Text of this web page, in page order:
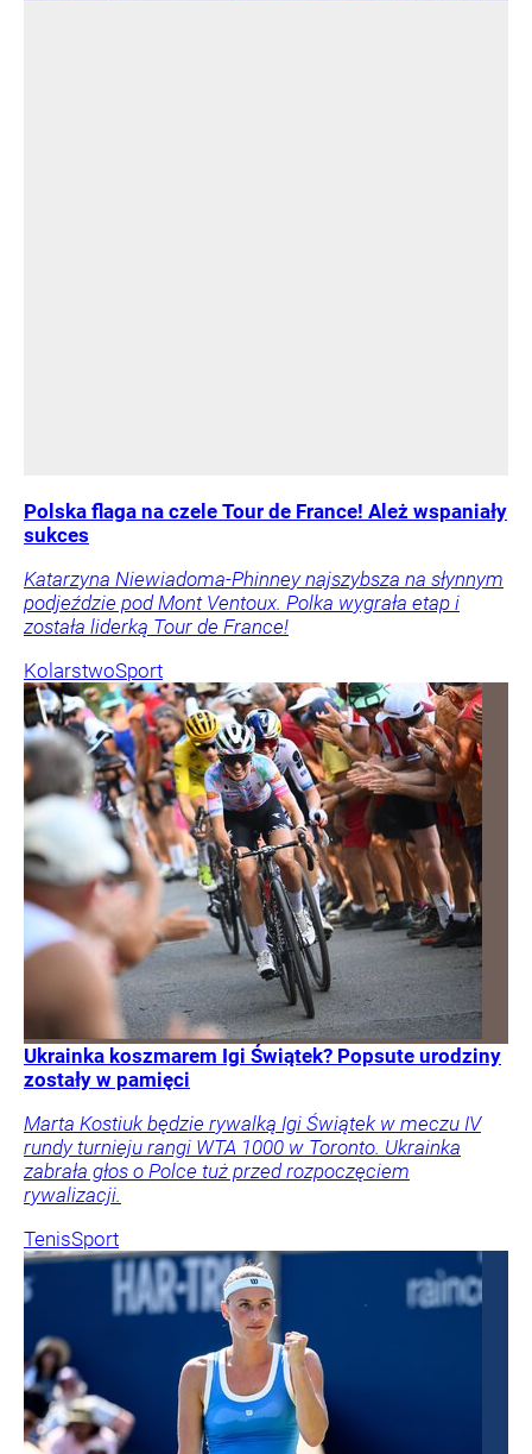
Polska flaga na czele Tour de France! Ależ wspaniały
sukces
Katarzyna Niewiadoma-Phinney najszybsza na słynnym
podjeździe pod Mont Ventoux. Polka wygrała etap i
została liderką Tour de France!
KolarstwoSport
Ukrainka koszmarem Igi Świątek? Popsute urodziny
zostały w pamięci
Marta Kostiuk będzie rywalką Igi Świątek w meczu IV
rundy turnieju rangi WTA 1000 w Toronto. Ukrainka
zabrała głos o Polce tuż przed rozpoczęciem
rywalizacji.
TenisSport